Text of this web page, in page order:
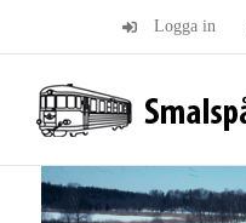
Logga in